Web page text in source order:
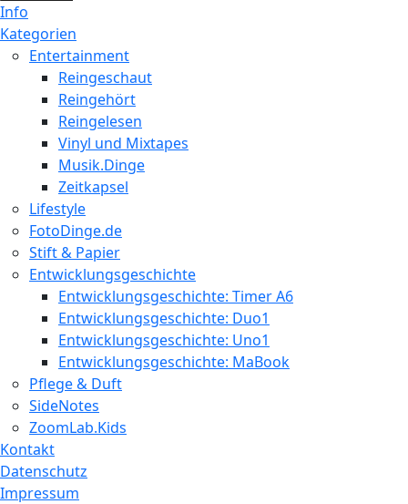
Info
Kategorien
Entertainment
Reingeschaut
Reingehört
Reingelesen
Vinyl und Mixtapes
Musik.Dinge
Zeitkapsel
Lifestyle
FotoDinge.de
Stift & Papier
Entwicklungsgeschichte
Entwicklungsgeschichte: Timer A6
Entwicklungsgeschichte: Duo1
Entwicklungsgeschichte: Uno1
Entwicklungsgeschichte: MaBook
Pflege & Duft
SideNotes
ZoomLab.Kids
Kontakt
Datenschutz
Impressum